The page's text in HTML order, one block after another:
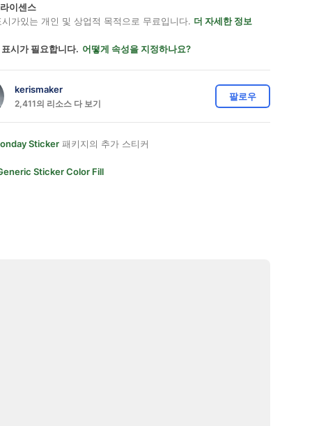
이센스
가있는 개인 및 상업적 목적으로 무료입니다. 더 자세한 정보
시가 필요합니다. 어떻게 속성을 지정하나요?
kerismaker
2,411의 리소스 다 보기
팔로우
Sticker 패키지의 추가 스티커
Sticker Color Fill